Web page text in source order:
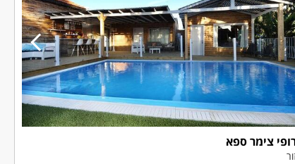
צימר ספא